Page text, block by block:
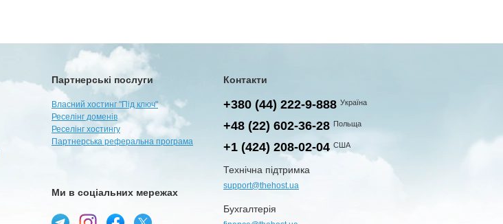
Партнерські послуги
Власний хостинг "Під ключ"
Реселінг доменів
Реселінг хостингу
Партнерська реферальна програма
Ми в соціальних мережах
Контакти
+380 (44) 222-9-888 Україна
+48 (22) 602-36-28 Польща
+1 (424) 208-02-04 США
Технічна підтримка
support@thehost.ua
Бухгалтерія